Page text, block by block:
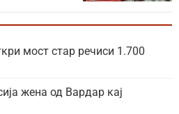
мост стар речиси 1.700
жена од Вардар кај